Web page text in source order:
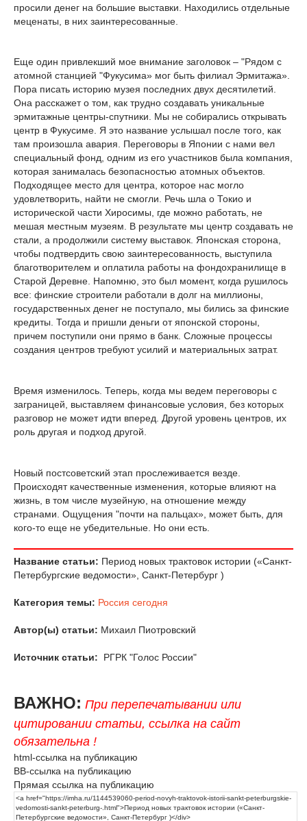
просили денег на большие выставки. Находились отдельные
меценаты, в них заинтересованные.
Еще один привлекший мое внимание заголовок – "Рядом с
атомной станцией "Фукусима» мог быть филиал Эрмитажа».
Пора писать историю музея последних двух десятилетий.
Она расскажет о том, как трудно создавать уникальные
эрмитажные центры-спутники. Мы не собирались открывать
центр в Фукусиме. Я это название услышал после того, как
там произошла авария. Переговоры в Японии с нами вел
специальный фонд, одним из его участников была компания,
которая занималась безопасностью атомных объектов.
Подходящее место для центра, которое нас могло
удовлетворить, найти не смогли. Речь шла о Токио и
исторической части Хиросимы, где можно работать, не
мешая местным музеям. В результате мы центр создавать не
стали, а продолжили систему выставок. Японская сторона,
чтобы подтвердить свою заинтересованность, выступила
благотворителем и оплатила работы на фондохранилище в
Старой Деревне. Напомню, это был момент, когда рушилось
все: финские строители работали в долг на миллионы,
государственных денег не поступало, мы бились за финские
кредиты. Тогда и пришли деньги от японской стороны,
причем поступили они прямо в банк. Сложные процессы
создания центров требуют усилий и материальных затрат.
Время изменилось. Теперь, когда мы ведем переговоры с
заграницей, выставляем финансовые условия, без которых
разговор не может идти вперед. Другой уровень центров, их
роль другая и подход другой.
Новый постсоветский этап прослеживается везде.
Происходят качественные изменения, которые влияют на
жизнь, в том числе музейную, на отношение между
странами. Ощущения "почти на пальцах», может быть, для
кого-то еще не убедительные. Но они есть.
Название статьи: Период новых трактовок истории («Санкт-
Петербургские ведомости», Санкт-Петербург )
Категория темы: Россия сегодня
Автор(ы) статьи: Михаил Пиотровский
Источник статьи: РГРК "Голос России"
ВАЖНО: При перепечатывании или
цитировании статьи, ссылка на сайт
обязательна !
html-ссылка на публикацию
BB-ссылка на публикацию
Прямая ссылка на публикацию